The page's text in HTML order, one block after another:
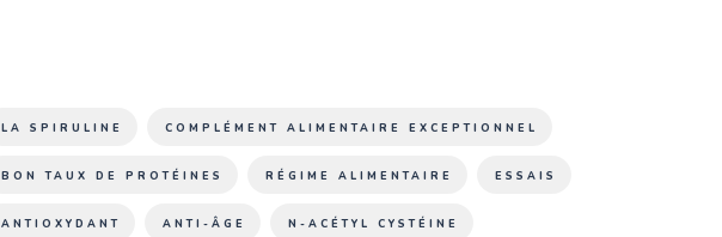
LA SPIRULINE COMPLÉMENT ALIMENTAIRE EXCEPTIONNEL
BON TAUX DE PROTÉINES RÉGIME ALIMENTAIRE ESSAIS
ANTIOXYDANT ANTI-ÂGE N-ACÉTYL CYSTÉINE